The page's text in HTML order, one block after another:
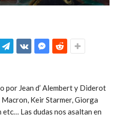
por Jean d’ Alembert y Diderot
Keir Starmer, Giorga
Las dudas nos asaltan en